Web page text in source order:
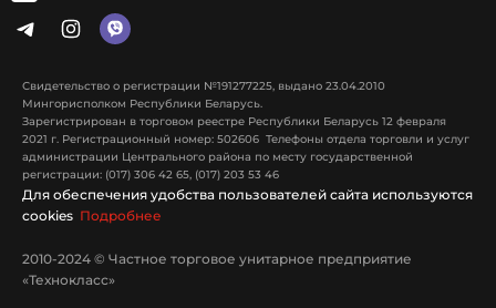
Свидетельство о регистрации №191277225, выдано 23.04.2010
Мингорисполком Республики Беларусь.
Зарегистрирован в торговом реестре Республики Беларусь 12 февраля
2021 г. Регистрационный номер: 502606 Телефоны отдела торговли и услуг
администрации Центрального района по месту государственной
регистрации: (017) 306 42 65, (017) 203 53 46
Для обеспечения удобства пользователей сайта используются
cookies Подробнее
2010-2024 © Частное торговое унитарное предприятие
«Технокласс»